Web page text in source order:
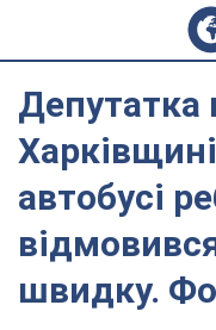
Депутатка
автобусі
швидку.